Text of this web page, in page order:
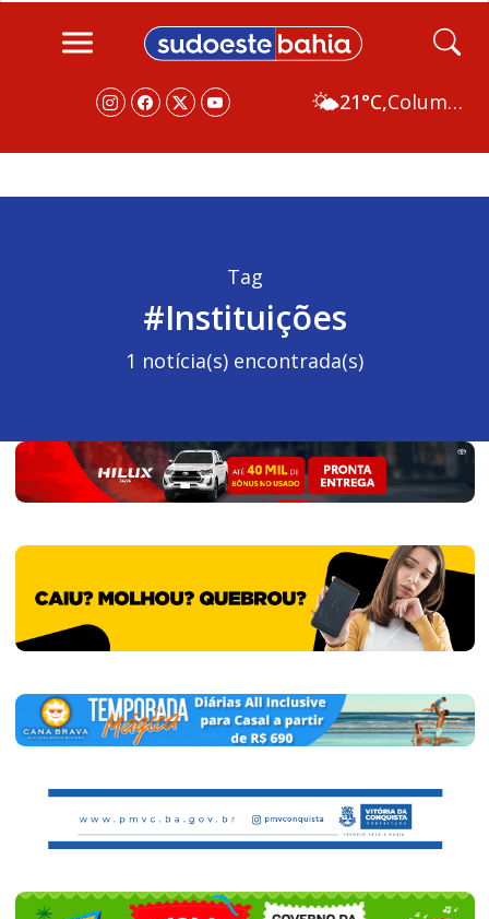
🌤️21°C, Columbus
Tag
#Instituições
1 notícia(s) encontrada(s)